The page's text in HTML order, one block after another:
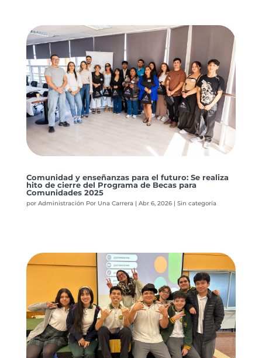
Comunidad y enseñanzas para el futuro: Se realiza
hito de cierre del Programa de Becas para
Comunidades 2025
por Administración Por Una Carrera | Abr 6, 2026| Sin categoría